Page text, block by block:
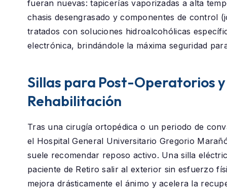
fueran nuevas: tapicerías vaporizadas a alta
chasis desengrasado y componentes de control
tratados con soluciones hidroalcohólicas
electrónica, brindándole la máxima seguridad
Sillas para Post-Operatorios y
Rehabilitación
Tras una cirugía ortopédica o un periodo de
el Hospital General Universitario Gregorio
suele recomendar reposo activo. Una silla
paciente de Retiro salir al exterior sin esfuerzo
mejora drásticamente el ánimo y acelera la